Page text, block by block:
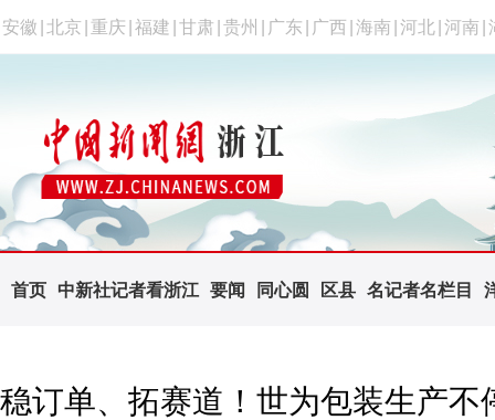
安徽 北京 重庆 福建 甘肃 贵州 广东 广西 海南 河北 河南
首页 中新社记者看浙江 要闻 同心圆 区县 名记者名栏目
稳订单、拓赛道！世为包装生产不